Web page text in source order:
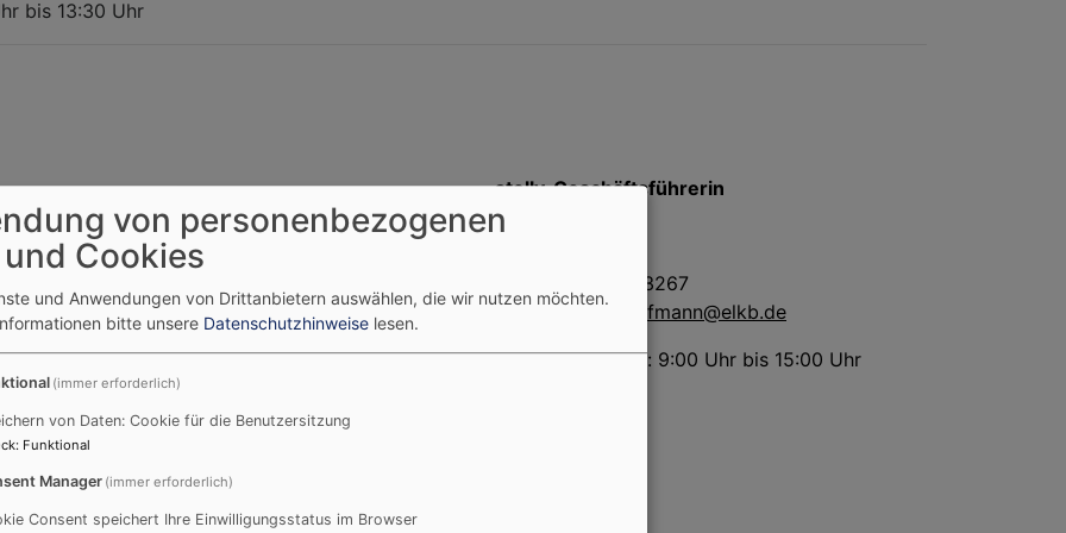
Uhr
von 9.00 Uhr bis 15 Uhr
bis 12.00 Uhr
stellv. Geschäftsführerin
Tanja Hoffmann
Mobil: 0151 10513267
E-Mail:tanja.hoffmann@elkb.de
Montag - Freitag: 9:00 Uhr bis 15:00 Uhr
von personenbezogenen
Cookies
und Anwendungen von Drittanbietern auswählen, die wir nutzen möchten.
bitte unsere Datenschutzhinweise lesen.
(immer erforderlich)
von Daten: Cookie für die Benutzersitzung
: Funktional
Manager (immer erforderlich)
Consent speichert Ihre Einwilligungsstatus im Browser